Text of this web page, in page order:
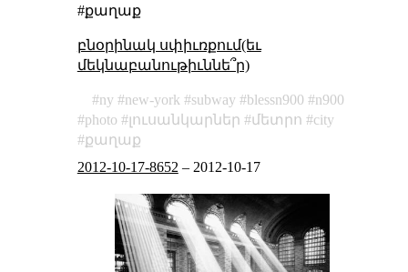
#քաղաք
բնօրինակ սփիւռքում(եւ
մեկնաբանութիւննե՞ր)
ny new-york subway blessn900
n900
photo
լուսանկարներ մետրո
city
քաղաք
2012-10-17-8652 – 2012-10-17